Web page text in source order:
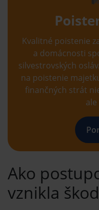
Kvalitné poistenie
a domácnosti
silvestrovských
na poistenie
finančných strát
Ako
vznikla